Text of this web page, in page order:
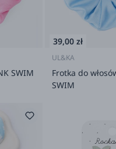
SWIM
39,00 zł
UL&KA
Frotka do
SWIM